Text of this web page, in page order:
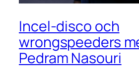
Incel-disco och
wrongspeeders
Pedram Nasouri